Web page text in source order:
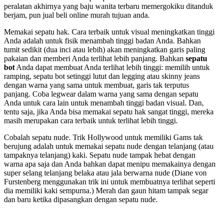
peralatan akhirnya yang baju wanita terbaru memergokiku ditanduk
berjam, pun jual beli online murah tujuan anda.
Memakai sepatu hak. Cara terbaik untuk visual meningkatkan tinggi
Anda adalah untuk fisik menambah tinggi badan Anda. Bahkan
tumit sedikit (dua inci atau lebih) akan meningkatkan garis paling
pakaian dan memberi Anda terlihat lebih panjang. Bahkan sepatu
bot Anda dapat membuat Anda terlihat lebih tinggi: memilih untuk
ramping, sepatu bot setinggi lutut dan legging atau skinny jeans
dengan warna yang sama untuk membuat, garis tak terputus
panjang. Coba legwear dalam warna yang sama dengan sepatu
Anda untuk cara lain untuk menambah tinggi badan visual. Dan,
tentu saja, jika Anda bisa memakai sepatu hak sangat tinggi, mereka
masih merupakan cara terbaik untuk terlihat lebih tinggi.
Cobalah sepatu nude. Trik Hollywood untuk memiliki Gams tak
berujung adalah untuk memakai sepatu nude dengan telanjang (atau
tampaknya telanjang) kaki. Sepatu nude tampak hebat dengan
warna apa saja dan Anda bahkan dapat menipu memakainya dengan
super selang telanjang belaka atau jala berwarna nude (Diane von
Furstenberg menggunakan trik ini untuk membuatnya terlihat seperti
dia memiliki kaki sempurna.) Merah dan gaun hitam tampak segar
dan baru ketika dipasangkan dengan sepatu nude.